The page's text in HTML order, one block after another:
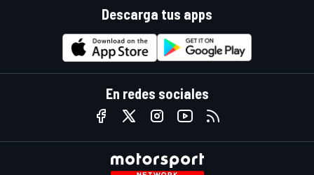
Descarga tus apps
En redes sociales